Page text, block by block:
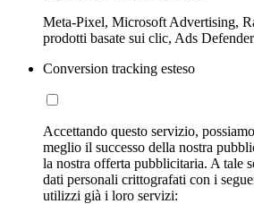
Meta-Pixel, Microsoft Advertising,
prodotti basate sui clic, Ads Defender
Conversion tracking esteso
Accettando questo servizio,
meglio il successo della nostra
la nostra offerta pubblicitaria. A tale
dati personali crittografati con i
utilizzi già i loro servizi: